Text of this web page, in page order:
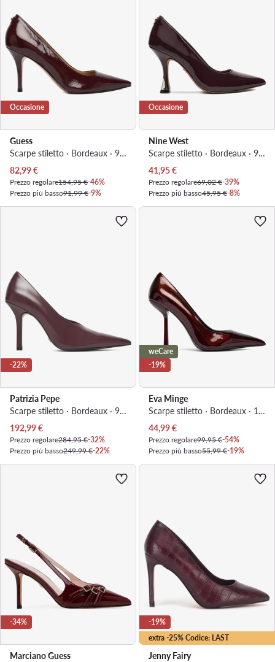
Occasione
Guess
Scarpe stiletto · Bordeaux · 9 cm
Prezzo attuale
82,99€
Prezzo regolare154,95 €-46%
Prezzo più basso91,99 €-9%
Occasione
Nine West
Scarpe stiletto · Bordeaux · 9 cm
Prezzo attuale
41,95€
Prezzo regolare69,02 €-39%
Prezzo più basso45,95 €-8%
-22%
Patrizia Pepe
Scarpe stiletto · Bordeaux · 9.5 cm
Prezzo attuale
192,99€
Prezzo regolare284,95 €-32%
Prezzo più basso249,99 €-22%
weCare
-19%
Eva Minge
Scarpe stiletto · Bordeaux · 10.5 cm
Prezzo attuale
44,99€
Prezzo regolare99,95 €-54%
Prezzo più basso55,99 €-19%
-34%
Marciano Guess
extra -25% Codice: LAST
-19%
Jenny Fairy